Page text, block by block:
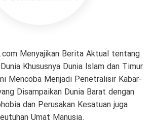
Menyajikan Berita Aktual tentang
Khususnya Dunia Islam dan Timur
Mencoba Menjadi Penetralisir Kabar-
Disampaikan Dunia Barat dengan
dan Perusakan Kesatuan juga
Umat Manusia.